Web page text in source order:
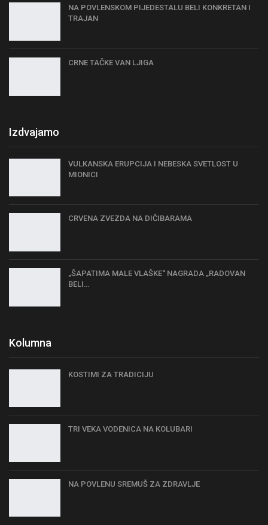
NA POVLENSKOM PIJEDESTALU BELI KONKRETAN I
TRAJAN
CRNE TAČKE VAN LJIGA
Izdvajamo
VULKANSKA ERUPCIJA I NEBESKA SVETLOST U
MIONICI
CRVENA ZVEZDA NA DIČIBARAMA
„ŠAPATIMA MALE VLAŠKE“ NAGRADA „RADOVAN
BELI…
Kolumna
KOSTIMI ZA TRADICIJU
TRI VEKA VODENICA NA KOLUBARI
NA POVLENU SREMUŠ ZA ZDRAVLJE